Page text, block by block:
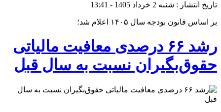
تاریخ انتشار : شنبه 2 خرداد 1405 - 13:41
بر اساس قانون بودجه سال ۱۴۰۵ اعلام شد؛
رشد ۶۶ درصدی معافیت مالیاتی
حقوق‌بگیران نسبت به سال قبل